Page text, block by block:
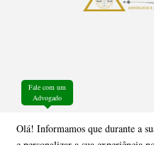
Fale com um
Advogado
Olá! Informamos que durante a